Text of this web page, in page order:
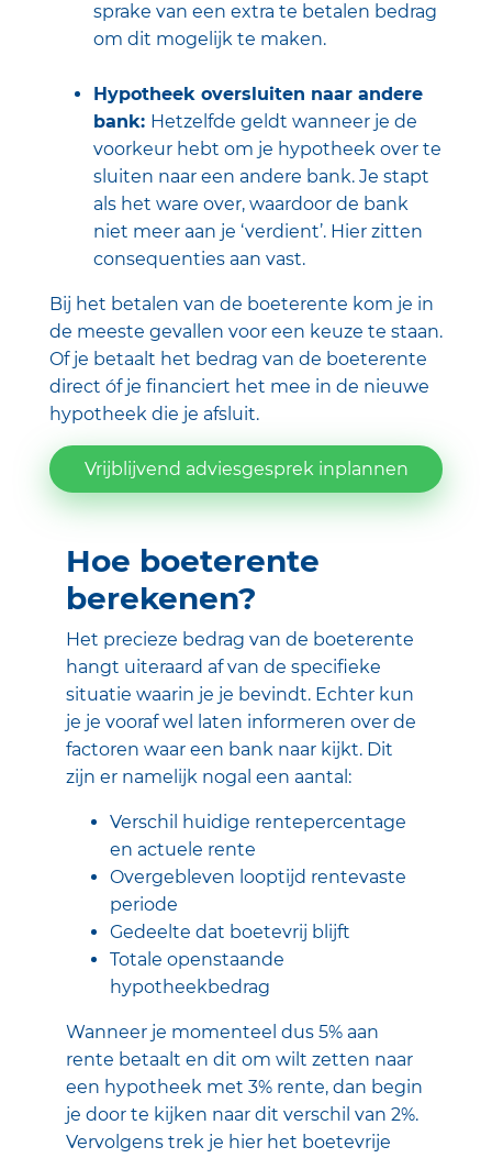
sprake van een extra te betalen bedrag
om dit mogelijk te maken.
Hypotheek oversluiten naar andere
bank: Hetzelfde geldt wanneer je de
voorkeur hebt om je hypotheek over te
sluiten naar een andere bank. Je stapt
als het ware over, waardoor de bank
niet meer aan je ‘verdient’. Hier zitten
consequenties aan vast.
Bij het betalen van de boeterente kom je in
de meeste gevallen voor een keuze te staan.
Of je betaalt het bedrag van de boeterente
direct óf je financiert het mee in de nieuwe
hypotheek die je afsluit.
Vrijblijvend adviesgesprek inplannen
Hoe boeterente
berekenen?
Het precieze bedrag van de boeterente
hangt uiteraard af van de specifieke
situatie waarin je je bevindt. Echter kun
je je vooraf wel laten informeren over de
factoren waar een bank naar kijkt. Dit
zijn er namelijk nogal een aantal:
Verschil huidige rentepercentage
en actuele rente
Overgebleven looptijd rentevaste
periode
Gedeelte dat boetevrij blijft
Totale openstaande
hypotheekbedrag
Wanneer je momenteel dus 5% aan
rente betaalt en dit om wilt zetten naar
een hypotheek met 3% rente, dan begin
je door te kijken naar dit verschil van 2%.
Vervolgens trek je hier het boetevrije